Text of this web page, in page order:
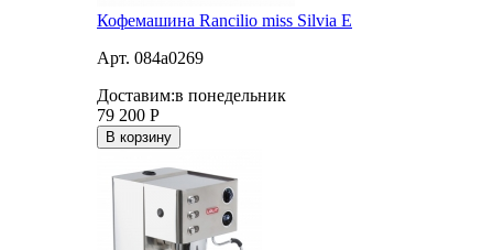
Кофемашина Rancilio miss Silvia E
Арт. 084a0269
Доставим:в понедельник
79 200 Р
В корзину